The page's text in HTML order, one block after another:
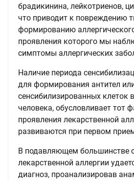
брадикинина, лейкотриенов,
что приводит к повреждению
формированию
проявления которого мы
симптомы аллергических
Наличие периода
для формирования антител
сенсибилизированных клеток
человека, обусловливает тот
проявления лекарственной
развиваются при первом
В подавляющем большинстве
лекарственной аллергии
диагноз, проанализировав